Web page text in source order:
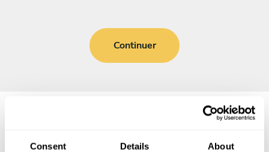
Consent Details About
Continuer
Questions fréquemment